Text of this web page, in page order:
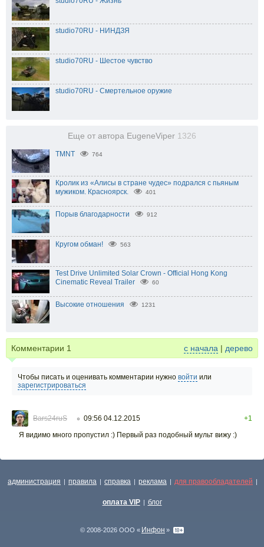
studio70RU - НИНДЗЯ
studio70RU - Шестое чувство
studio70RU - Смертельное оружие
Еще от автора EugeneViper 1326
TMNT 764
Кролик из «Алисы в стране чудес» подрался с пьяным
мужиком. Красноярск.
401
Порыв благодарности 912
Кругом обман! 563
Test Drive Unlimited Solar Crown - Official Hong Kong
Cinematic Reveal Trailer
60
Высокие отношения 1231
Комментарии 1 с начала | дерево
Чтобы писать и оценивать комментарии нужно войти или
зарегистрироваться
Bars24ruS ○ 09:56 04.12.2015
+1
Я видимо много пропустил :) Первый раз подобный мульт вижу :)
администрация | правила | справка | реклама | для правообладателей |
оплата VIP | блог
© 2008-2026 ООО « Инфон »